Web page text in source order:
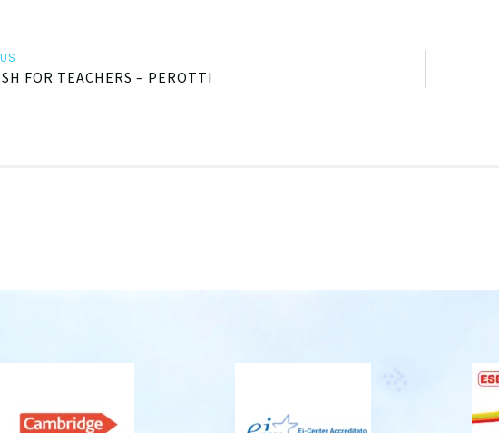
FOR TEACHERS – PEROTTI